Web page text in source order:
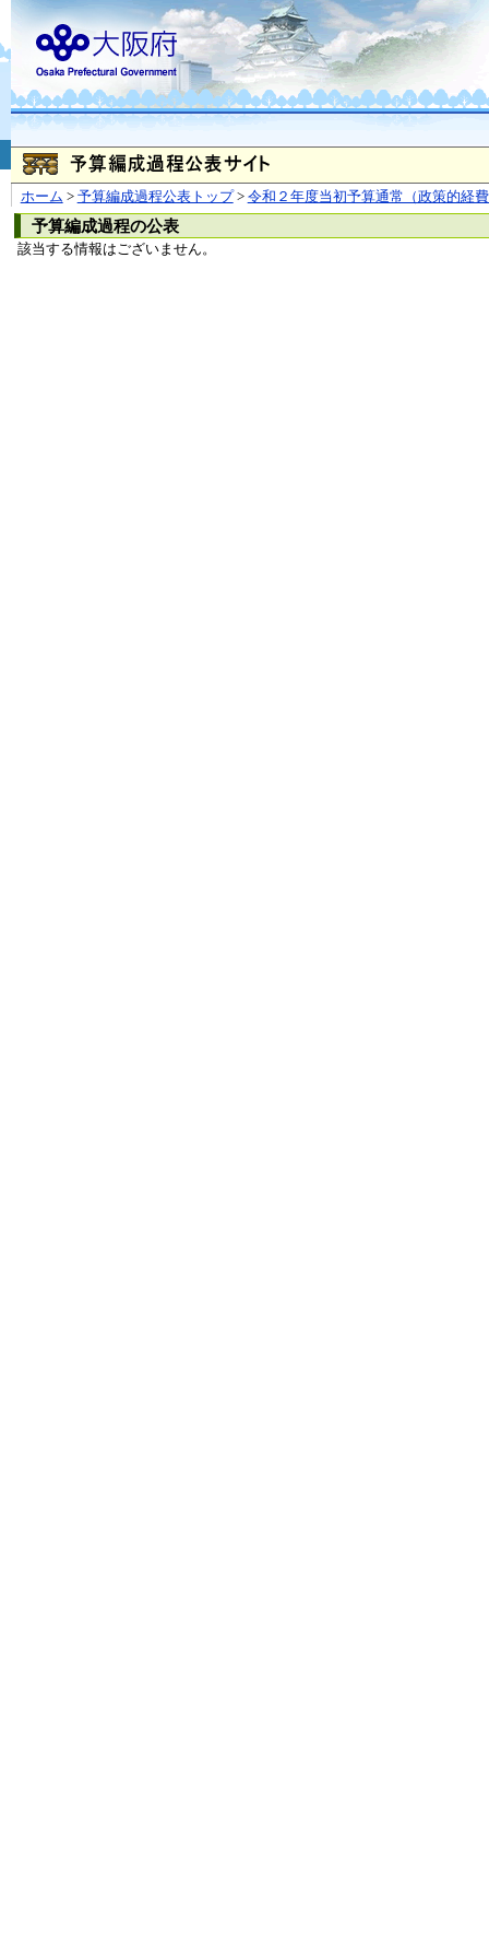
ホーム > 予算編成過程公表トップ> 令和２年度当初予算通常（政策的経
予算編成過程の公表
該当する情報はございません。
お問合せ
大阪府
（法人番号 4000020270008）
本庁 〒540-8570
大阪市
〒559-8555